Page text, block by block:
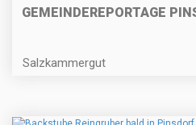
GEMEINDEREPORTAGE
Salzkammergut